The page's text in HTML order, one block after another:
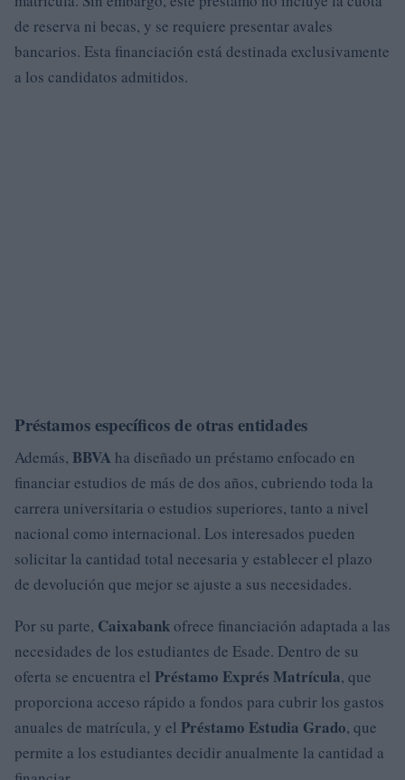
de reserva ni becas, y se requiere presentar avales
bancarios. Esta financiación está destinada exclusivamente
a los candidatos admitidos.
Préstamos específicos de otras entidades
Además, BBVA ha diseñado un préstamo enfocado en
financiar estudios de más de dos años, cubriendo toda la
carrera universitaria o estudios superiores, tanto a nivel
nacional como internacional. Los interesados pueden
solicitar la cantidad total necesaria y establecer el plazo
de devolución que mejor se ajuste a sus necesidades.
Por su parte, Caixabankofrece financiación adaptada a las
necesidades de los estudiantes de Esade. Dentro de su
oferta se encuentra el Préstamo Exprés Matrícula, que
proporciona acceso rápido a fondos para cubrir los gastos
anuales de matrícula, y el Préstamo Estudia Grado, que
permite a los estudiantes decidir anualmente la cantidad a